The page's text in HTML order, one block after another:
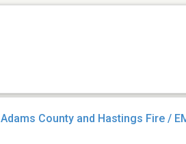
Adams County and Hastings Fire /